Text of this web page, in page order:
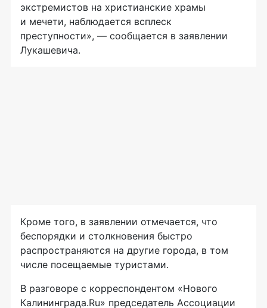
экстремистов на христианские храмы
и мечети, наблюдается всплеск
преступности», — сообщается в заявлении
Лукашевича.
Кроме того, в заявлении отмечается, что
беспорядки и столкновения быстро
распространяются на другие города, в том
числе посещаемые туристами.
В разговоре с корреспондентом «Нового
Калининграда.Ru» председатель Ассоциации